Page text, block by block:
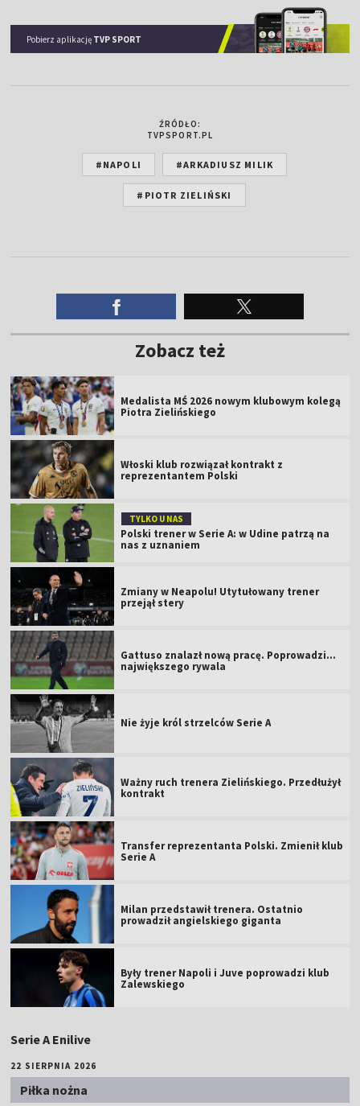
Pobierz aplikację TVP SPORT
ŹRÓDŁO:
TVPSPORT.PL
#NAPOLI #ARKADIUSZ MILIK
#PIOTR ZIELIŃSKI
Zobacz też
Medalista MŚ 2026 nowym klubowym kolegą
Piotra Zielińskiego
Włoski klub rozwiązał kontrakt z
reprezentantem Polski
TYLKO U NAS
Polski trener w Serie A: w Udine patrzą na
nas z uznaniem
Zmiany w Neapolu! Utytułowany trener
przejął stery
Gattuso znalazł nową pracę. Poprowadzi...
największego rywala
Nie żyje król strzelców Serie A
Ważny ruch trenera Zielińskiego. Przedłużył
kontrakt
Transfer reprezentanta Polski. Zmienił klub
Serie A
Milan przedstawił trenera. Ostatnio
prowadził angielskiego giganta
Były trener Napoli i Juve poprowadzi klub
Zalewskiego
Serie A Enilive
22 SIERPNIA 2026
Piłka nożna